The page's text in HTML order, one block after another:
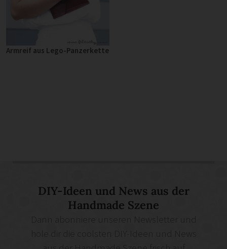
Armreif aus Lego-Panzerkette
DIY-Ideen und News aus der
Handmade Szene